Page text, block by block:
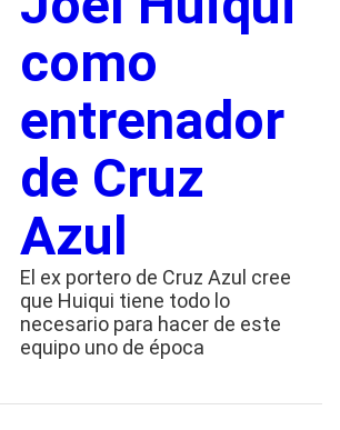
como
entrenador
de Cruz
Azul
El ex portero de Cruz Azul cree
que Huiqui tiene todo lo
necesario para hacer de este
equipo uno de época